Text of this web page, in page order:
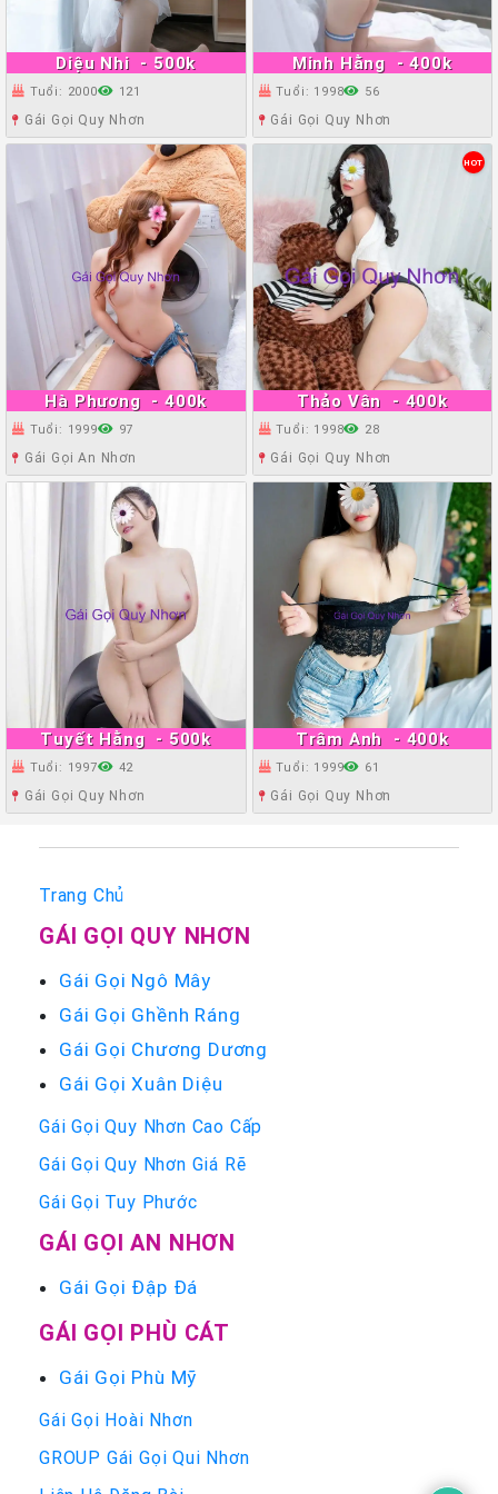
Diệu Nhi - 500k
Tuổi: 2000 121
Gái Gọi Quy Nhơn
Minh Hằng - 400k
Tuổi: 1998 56
Gái Gọi Quy Nhơn
Hà Phương - 400k
Tuổi: 1999 97
Gái Gọi An Nhơn
Thảo Vân - 400k
HOT
Tuổi: 1998 28
Gái Gọi Quy Nhơn
Tuyết Hằng - 500k
Tuổi: 1997 42
Gái Gọi Quy Nhơn
Trâm Anh - 400k
Tuổi: 1999 61
Gái Gọi Quy Nhơn
Trang Chủ
GÁI GỌI QUY NHƠN
Gái Gọi Ngô Mây
Gái Gọi Ghềnh Ráng
Gái Gọi Chương Dương
Gái Gọi Xuân Diệu
Gái Gọi Quy Nhơn Cao Cấp
Gái Gọi Quy Nhơn Giá Rẽ
Gái Gọi Tuy Phước
GÁI GỌI AN NHƠN
Gái Gọi Đập Đá
GÁI GỌI PHÙ CÁT
Gái Gọi Phù Mỹ
Gái Gọi Hoài Nhơn
GROUP Gái Gọi Qui Nhơn